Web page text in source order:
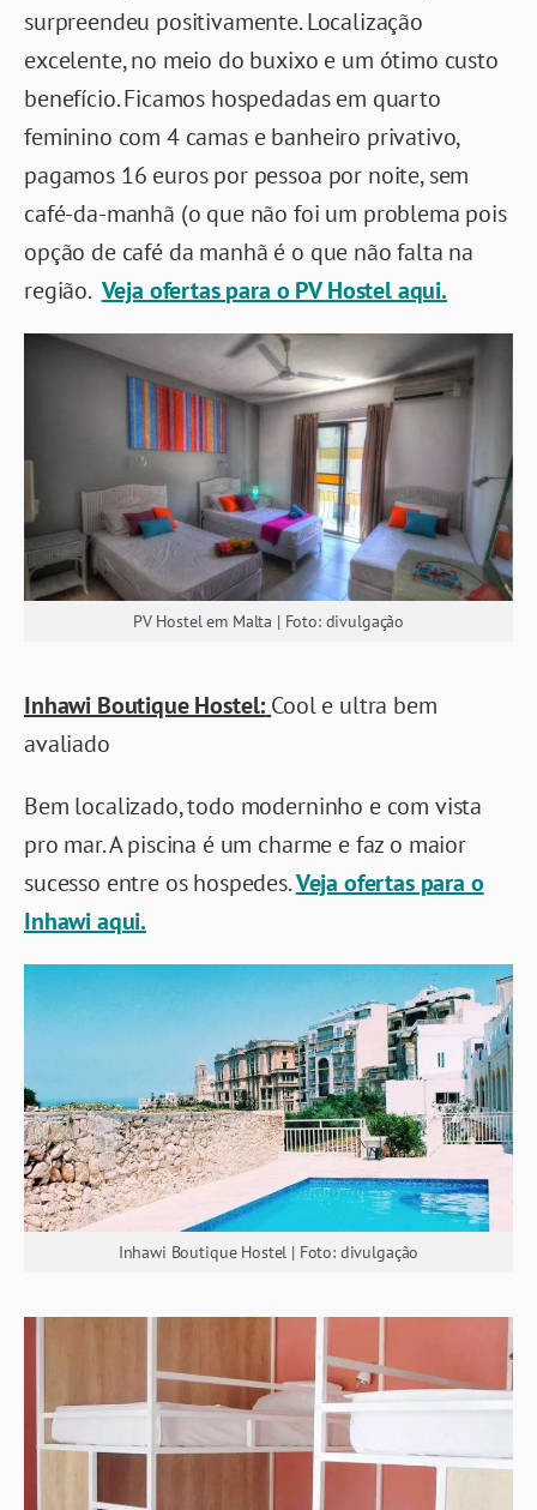
surpreendeu positivamente. Localização
excelente, no meio do buxixo e um ótimo custo
benefício. Ficamos hospedadas em quarto
feminino com 4 camas e banheiro privativo,
pagamos 16 euros por pessoa por noite, sem
café-da-manhã (o que não foi um problema pois
opção de café da manhã é o que não falta na
região. Veja ofertas para o PV Hostel aqui.
PV Hostel em Malta | Foto: divulgação
Inhawi Boutique Hostel: Cool e ultra bem
avaliado
Bem localizado, todo moderninho e com vista
pro mar. A piscina é um charme e faz o maior
sucesso entre os hospedes.Veja ofertas para o
Inhawi aqui.
Inhawi Boutique Hostel | Foto: divulgação